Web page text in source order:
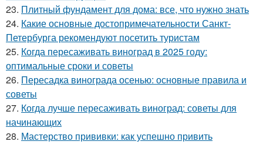
23. Плитный фундамент для дома: все, что нужно знать
24. Какие основные достопримечательности Санкт-
Петербурга рекомендуют посетить туристам
25. Когда пересаживать виноград в 2025 году:
оптимальные сроки и советы
26. Пересадка винограда осенью: основные правила и
советы
27. Когда лучше пересаживать виноград: советы для
начинающих
28. Мастерство прививки: как успешно привить